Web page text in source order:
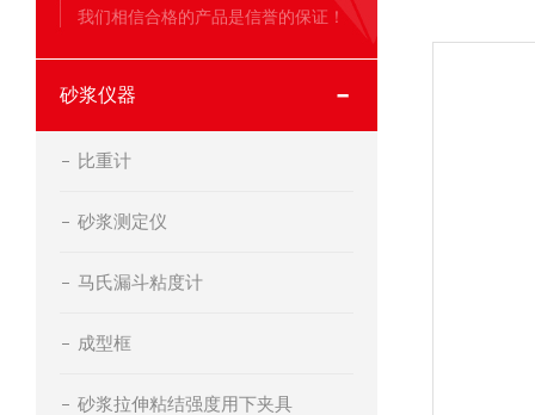
我们相信合格的产品是信誉的保证！
砂浆仪器
比重计
砂浆测定仪
马氏漏斗粘度计
成型框
砂浆拉伸粘结强度用下夹具